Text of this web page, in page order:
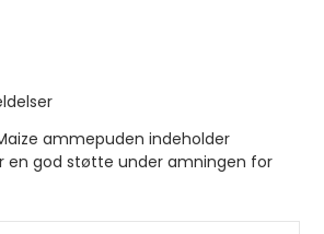
ammepuden indeholder
en god støtte under amningen for